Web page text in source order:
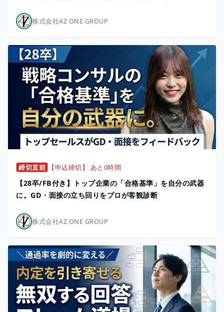
株式会社AZ ONE GROUP
締切直前 【申込締切】 あと0時間
【28卒/FB付き】トップ企業の「合格基準」を自分の武器
に。GD・面接の立ち回りをプロが客観診断
株式会社AZ ONE GROUP